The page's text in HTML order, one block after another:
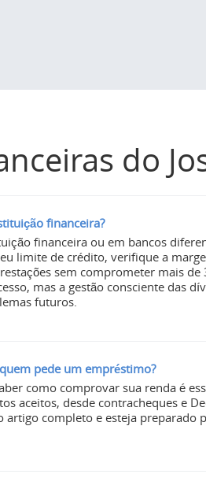
do
financeira?
financeira ou em bancos
limite de crédito, verifique a
sem comprometer mais de
mas a gestão consciente das
futuros.
pede um empréstimo?
como comprovar sua renda é
aceitos, desde contracheques e
artigo completo e esteja preparado